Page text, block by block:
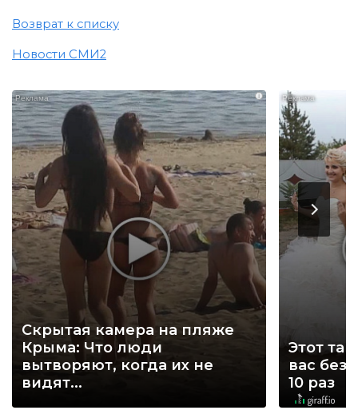
Возврат к списку
Новости СМИ2
i
Скрытая камера на пляже
Крыма: Что люди
вытворяют, когда их не
видят...
Этот
вас без
10 раз